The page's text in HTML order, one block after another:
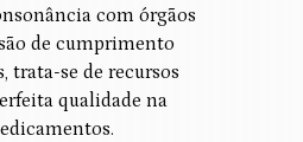
com órgãos
de cumprimento
trata-se de recursos
qualidade na